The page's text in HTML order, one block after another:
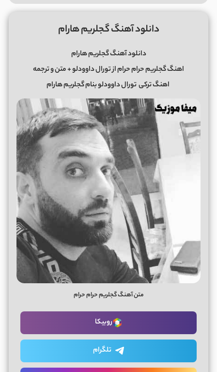
دانلود آهنگ گجلریم هارام
دانلود آهنگ گجلریم هارام
اهنگ گجلریم حرام حرام از تورال داوودلو + متن و ترجمه
اهنگ ترکیتورال داوودلو بنام گجلریم هارام
متن آهنگ گجلریم حرام حرام
روبیکا
تلگرام